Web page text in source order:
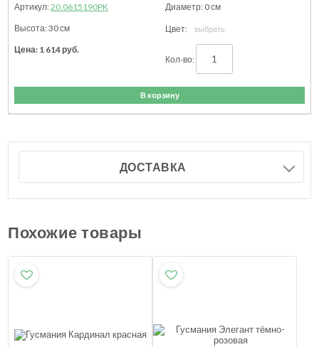
20.0615190PK 0см
30см
1 614руб.
В корзину
ДОСТАВКА
Похожие товары